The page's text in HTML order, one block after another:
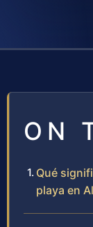
ON
Qué
playa en